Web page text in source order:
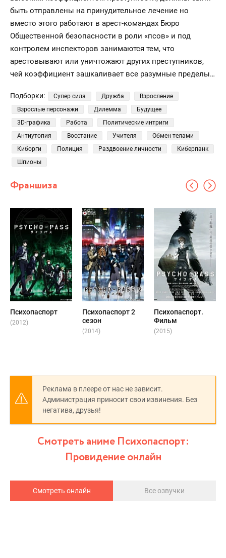
быть отправлены на принудительное лечение но
вместо этого работают в арест-командах Бюро
Общественной безопасности в роли «псов» и под
контролем инспекторов занимаются тем, что
арестовывают или уничтожают других преступников,
чей коэффициент зашкаливает все разумные пределы…
Подборки: Супер сила Дружба
Взросление
Взрослые персонажи
Дилемма
Будущее
3D-графика
Работа
Политические интриги
Антиутопия
Восстание Учителя
Обмен телами
Киборги
Полиция Раздвоение личности
Киберпанк
Шпионы
Франшиза
Психопаспорт
(2012)
Психопаспорт 2
сезон
(2014)
Психопаспорт.
Фильм
(2015)
Реклама в плеере от нас не зависит.
Администрация приносит свои извинения. Без
негатива, друзья!
Смотреть аниме Психопаспорт:
Провидение онлайн
Смотреть онлайн Все озвучки